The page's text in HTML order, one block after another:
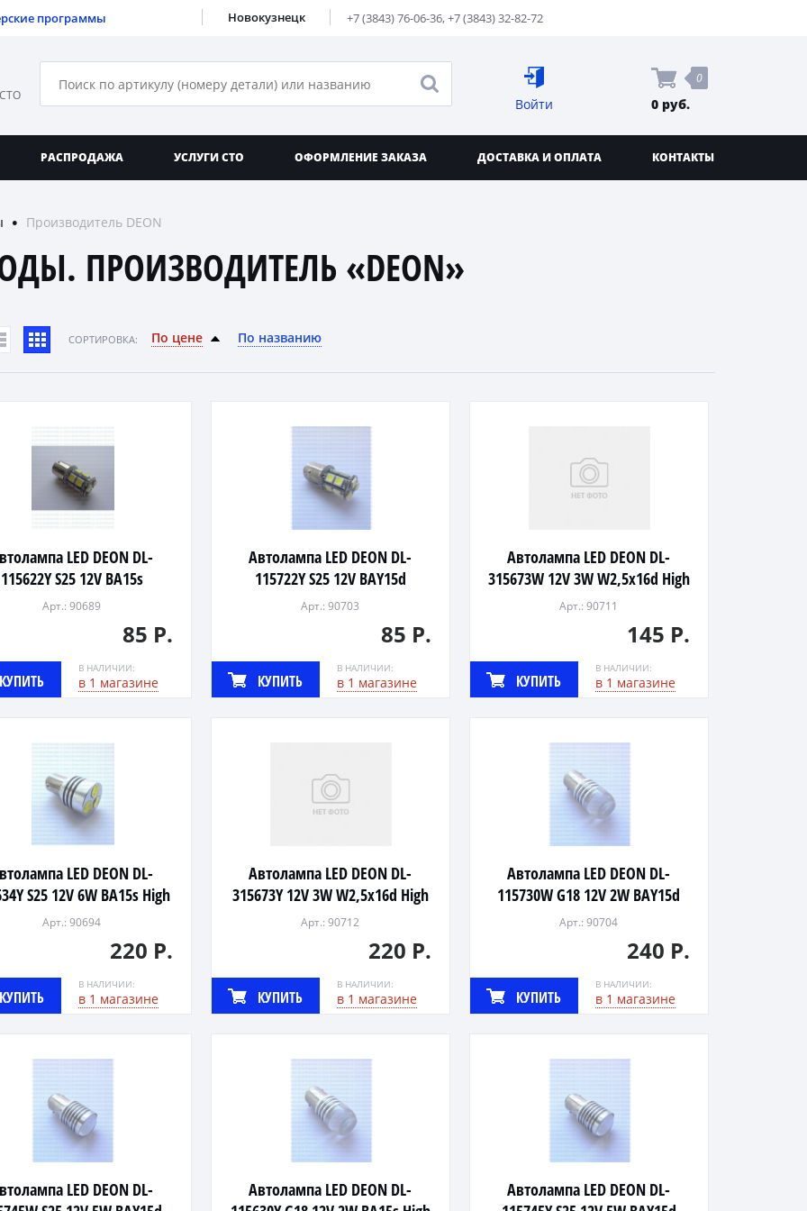
программы Новокузнецк +7 (3843) 76-06-36,+7 (3843) 32-82-72
Войти
0
0 руб.
РАСПРОДАЖА УСЛУГИ СТО ОФОРМЛЕНИЕ ЗАКАЗА ДОСТАВКА И ОПЛАТА КОНТАКТЫ
● Производитель DEON
ПРОИЗВОДИТЕЛЬ «DEON»
CОРТИРОВКА: По цене По названию
LED DEON DL-
115622Y S25 12V BA15s
(YELLOW,13xSMD)
Арт.: 90689
85 Р.
КУПИТЬ
В НАЛИЧИИ:
в 1 магазине
Автолампа LED DEON DL-
115722Y S25 12V BAY15d
(YELLOW,13xSMD)
Арт.: 90703
85 Р.
КУПИТЬ
В НАЛИЧИИ:
в 1 магазине
Автолампа LED DEON DL-
315673W 12V 3W W2,5x16d High
Power (WHITE,3xHP)
Арт.: 90711
145 Р.
КУПИТЬ
В НАЛИЧИИ:
в 1 магазине
LED DEON DL-
S25 12V 6W BA15s High
Power (YELLOW,3xHP)
Арт.: 90694
220 Р.
КУПИТЬ
В НАЛИЧИИ:
в 1 магазине
Автолампа LED DEON DL-
315673Y 12V 3W W2,5x16d High
Power (YELLOW,3xHP)
Арт.: 90712
220 Р.
КУПИТЬ
В НАЛИЧИИ:
в 1 магазине
Автолампа LED DEON DL-
115730W G18 12V 2W BAY15d
High Power (WHITE,1xHP,линза)
Арт.: 90704
240 Р.
КУПИТЬ
В НАЛИЧИИ:
в 1 магазине
LED DEON DL-
Автолампа LED DEON DL-
Автолампа LED DEON DL-